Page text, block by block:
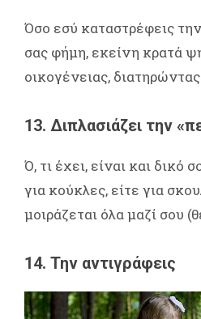
Όσο εσύ καταστρέφεις
σας φήμη, εκείνη κρατά
οικογένειας, διατηρώντας
13. Διπλασιάζει την
Ό, τι έχει, είναι και δικό
για κούκλες, είτε για
μοιράζεται όλα μαζί σου
14. Την αντιγράφεις